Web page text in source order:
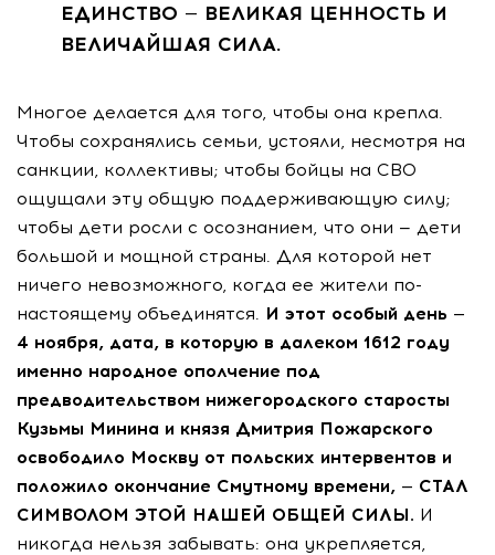
ЕДИНСТВО — ВЕЛИКАЯ ЦЕННОСТЬ И
ВЕЛИЧАЙШАЯ СИЛА.
Многое делается для того, чтобы она крепла.
Чтобы сохранялись семьи, устояли, несмотря на
санкции, коллективы; чтобы бойцы на СВО
ощущали эту общую поддерживающую силу;
чтобы дети росли с осознанием, что они — дети
большой и мощной страны. Для которой нет
ничего невозможного, когда ее жители по-
настоящему объединятся. И этот особый день —
4 ноября, дата, в которую в далеком 1612 году
именно народное ополчение под
предводительством нижегородского старосты
Кузьмы Минина и князя Дмитрия Пожарского
освободило Москву от польских интервентов и
положило окончание Смутному времени, — СТАЛ
СИМВОЛОМ ЭТОЙ НАШЕЙ ОБЩЕЙ СИЛЫ. И
никогда нельзя забывать: она укрепляется,